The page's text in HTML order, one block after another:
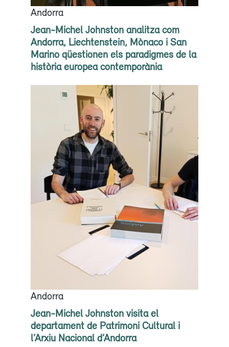
Andorra
Jean-Michel Johnston analitza com
Andorra, Liechtenstein, Mònaco i San
Marino qüestionen els paradigmes de la
història europea contemporània
Andorra
Jean-Michel Johnston visita el
departament de Patrimoni Cultural i
l’Arxiu Nacional d’Andorra